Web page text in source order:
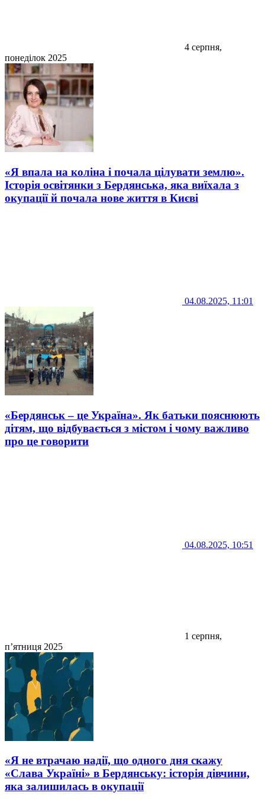
4 серпня,
понеділок 2025
«Я впала на коліна і почала цілувати землю».
Історія освітянки з Бердянська, яка виїхала з
окупації й почала нове життя в Києві
04.08.2025, 11:01
«Бердянськ – це Україна». Як батьки пояснюють
дітям, що відбувається з містом і чому важливо
про це говорити
04.08.2025, 10:51
1 серпня,
п’ятниця 2025
«Я не втрачаю надії, що одного дня скажу
«Слава Україні» в Бердянську: історія дівчини,
яка залишилась в окупації